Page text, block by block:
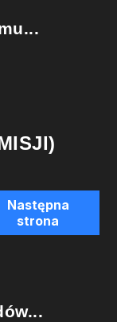
Następna
strona